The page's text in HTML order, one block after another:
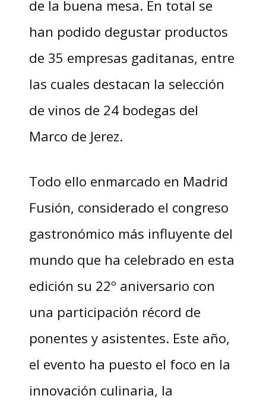
de la buena mesa. En total se
han podido degustar productos
de 35 empresas gaditanas, entre
las cuales destacan la selección
de vinos de 24 bodegas del
Marco de Jerez.
Todo ello enmarcado en Madrid
Fusión, considerado el congreso
gastronómico más influyente del
mundo que ha celebrado en esta
edición su 22º aniversario con
una participación récord de
ponentes y asistentes. Este año,
el evento ha puesto el foco en la
innovación culinaria, la